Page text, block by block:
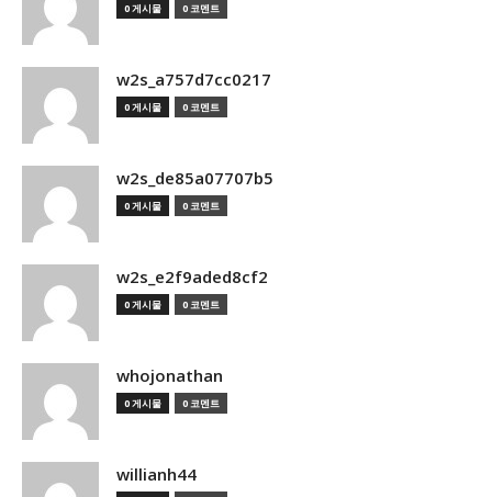
0 게시물 0 코멘트
w2s_a757d7cc0217
0 게시물 0 코멘트
w2s_de85a07707b5
0 게시물 0 코멘트
w2s_e2f9aded8cf2
0 게시물 0 코멘트
whojonathan
0 게시물 0 코멘트
willianh44